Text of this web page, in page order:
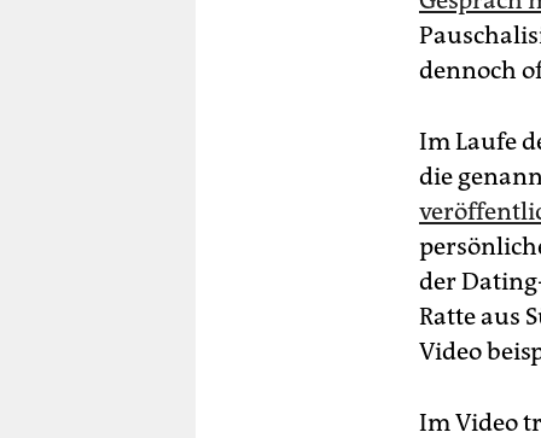
dennoch
Im Laufe
die
der
Ratte aus
Video
Im Video